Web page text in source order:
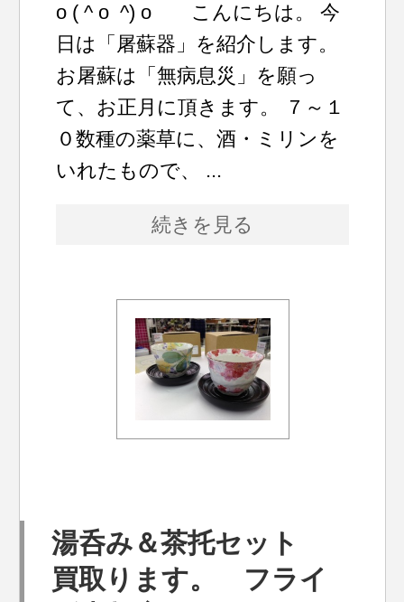
o ( ^ o ^) o こんにちは。 今
日は「屠蘇器」を紹介します。
お屠蘇は「無病息災」を願っ
て、お正月に頂きます。 ７～１
０数種の薬草に、酒・ミリンを
いれたもので、 ...
続きを見る
湯呑み＆茶托セット
買取ります。 フライ